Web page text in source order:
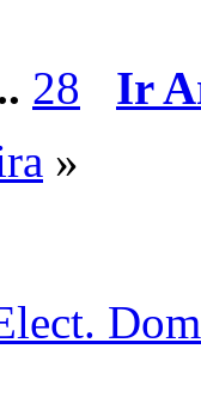
28
Ir
»